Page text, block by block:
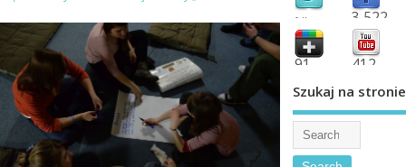
followers 3,522
fans
91 412
Szukaj na stronie